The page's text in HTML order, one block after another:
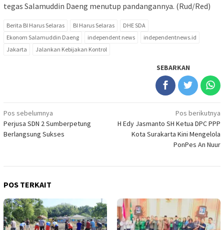
tegas Salamuddin Daeng menutup pandangannya. (Rud/Red)
Berita BI Harus Selaras BI Harus Selaras
DHE SDA
Ekonom Salamuddin Daeng
independent news
independentnews.id
Jakarta
Jalankan Kebijakan Kontrol
SEBARKAN
Navigasi
pos
Pos sebelumnya
Perjusa SDN 2 Sumberpetung
Berlangsung Sukses
Pos berikutnya
H Edy Jasmanto SH Ketua DPC PPP
Kota Surakarta Kini Mengelola
PonPes An Nuur
POS TERKAIT